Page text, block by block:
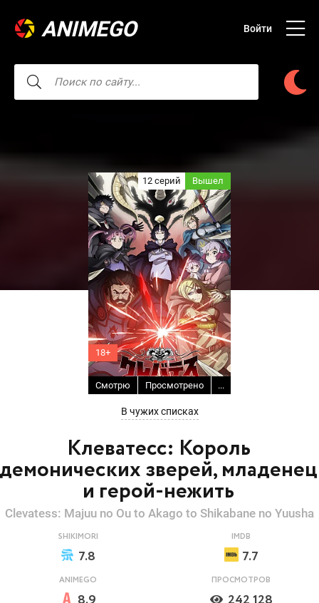
ANIMEGO Войти
Клеватесс: Король
демонических зверей, младенец
и герой-нежить
12 серий Вышел
18+
Смотрю Просмотрено ...
В чужих списках
Clevatess: Majuu no Ou to Akago to Shikabane no Yuusha
SHIKIMORI
7.8
IMDB
7.7
ANIMEGO ПРОСМОТРОВ